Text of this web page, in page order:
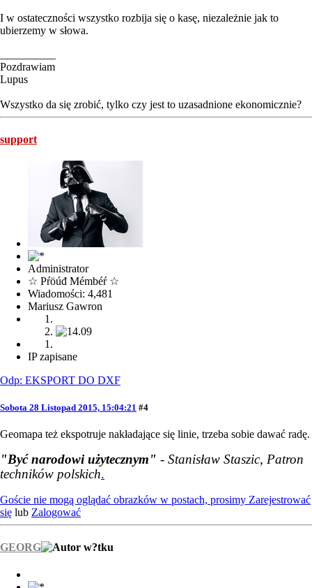
I w ostateczności wszystko rozbija się o kasę, niezależnie jak to
ubierzemy w słowa.
Pozdrawiam
Lupus
Wszystko da się zrobić, tylko czy jest to uzasadnione ekonomicznie?
support
Administrator
☆ Pŕöúđ Mémbéŕ ☆
Wiadomości: 4,481
Mariusz Gawron
IP zapisane
Odp: EKSPORT DO DXF
Sobota 28 Listopad 2015, 15:04:21 #4
Geomapa też ekspotruje nakładające się linie, trzeba sobie dawać radę.
"Być narodowi użytecznym" - Stanisław Staszic, Patron
techników polskich.
Goście nie mogą oglądać obrazków w postach, prosimy Zarejestrować
się lub Zalogować
GEORG